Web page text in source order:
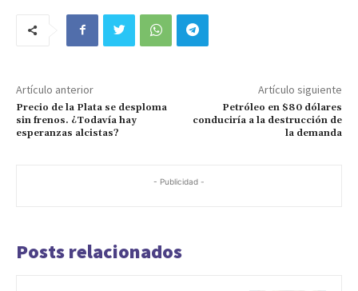
Artículo anterior
Precio de la Plata se desploma
sin frenos. ¿Todavía hay
esperanzas alcistas?
Artículo siguiente
Petróleo en $80 dólares
conduciría a la destrucción de
la demanda
- Publicidad -
Posts relacionados